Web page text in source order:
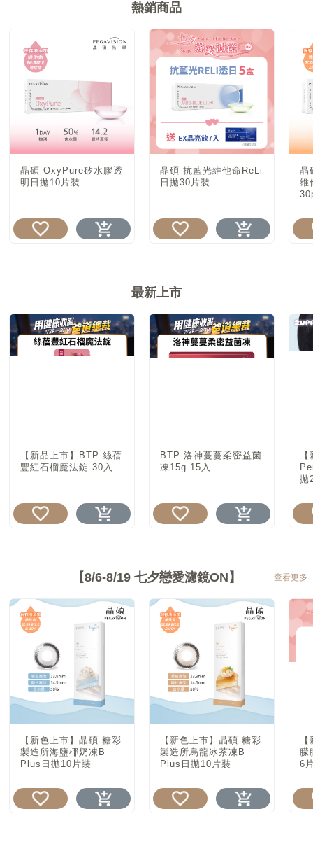
熱銷商品
晶碩 OxyPure矽水膠透
明日拋10片裝
晶碩 抗藍光維他命ReLi
日拋30片裝
晶
維
最新上市
【新品上市】BTP 絲蓓
豐紅石榴魔法錠 30入
BTP 洛神蔓蔓柔密益菌
凍15g 15入
拋
【8/6-8/19 七夕戀愛濾鏡ON】 查看更多
【新色上市】晶碩 糖彩
製造所海鹽椰奶凍B
Plus日拋10片裝
【新色上市】晶碩 糖彩
製造所烏龍冰茶凍B
Plus日拋10片裝
朦
6